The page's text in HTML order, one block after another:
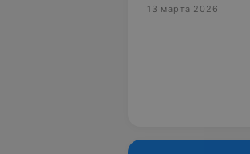
13 марта 2026